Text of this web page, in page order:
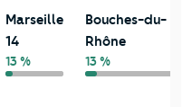
Marseille
14
13 %
Bouches-du-
Rhône
13 %